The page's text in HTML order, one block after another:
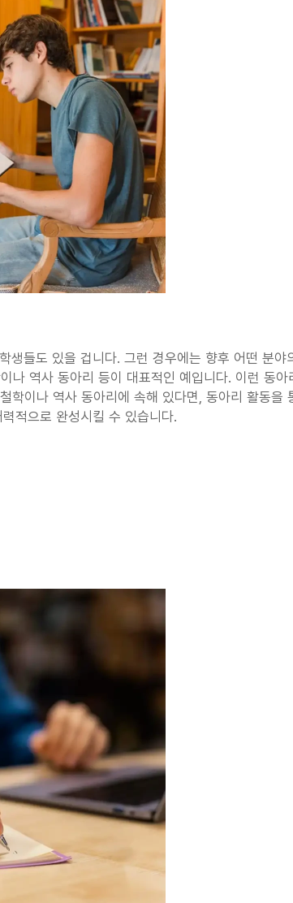
생들도 있을 겁니다. 그런 경우에는 향후 어떤 분
나 역사 동아리 등이 대표적인 예입니다. 이런 동
학이나 역사 동아리에 속해 있다면, 동아리 활동
적으로 완성시킬 수 있습니다.